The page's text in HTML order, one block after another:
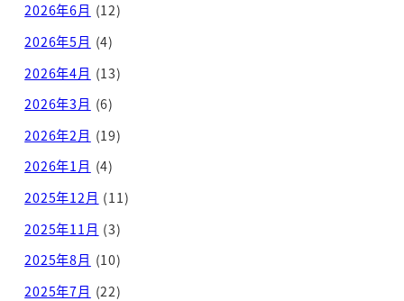
2026年6月 (12)
2026年5月 (4)
2026年4月 (13)
2026年3月 (6)
2026年2月 (19)
2026年1月 (4)
2025年12月 (11)
2025年11月 (3)
2025年8月 (10)
2025年7月 (22)